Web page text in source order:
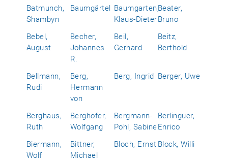
Batmunch,
Shambyn
Baumgärtel Baumgarten,
Klaus-Dieter
Beater,
Bruno
Bebel,
August
Becher,
Johannes
R.
Beil,
Gerhard
Beitz,
Berthold
Bellmann,
Rudi
Berg,
Hermann
von
Berg, Ingrid Berger, Uwe
Berghaus,
Ruth
Berghofer,
Wolfgang
Bergmann-
Pohl, Sabine
Berlinguer,
Enrico
Biermann,
Wolf
Bittner,
Michael
Bloch, Ernst Block, Willi